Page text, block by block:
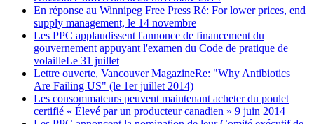
En réponse au Winnipeg Free Press Ré: For lower prices, end
supply management, le 14 novembre
Les PPC applaudissent l'annonce de financement du
gouvernement appuyant l'examen du Code de pratique de
volailleLe 31 juillet
Lettre ouverte, Vancouver MagazineRe: "Why Antibiotics
Are Failing US" (le 1er juillet 2014)
Les consommateurs peuvent maintenant acheter du poulet
certifié « Élevé par un producteur canadien » 9 juin 2014